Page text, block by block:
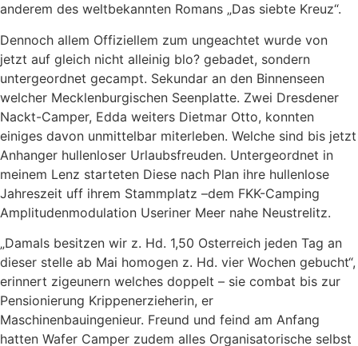
anderem des weltbekannten Romans „Das siebte Kreuz“.
Dennoch allem Offiziellem zum ungeachtet wurde von
jetzt auf gleich nicht alleinig blo? gebadet, sondern
untergeordnet gecampt. Sekundar an den Binnenseen
welcher Mecklenburgischen Seenplatte. Zwei Dresdener
Nackt-Camper, Edda weiters Dietmar Otto, konnten
einiges davon unmittelbar miterleben. Welche sind bis jetzt
Anhanger hullenloser Urlaubsfreuden. Untergeordnet in
meinem Lenz starteten Diese nach Plan ihre hullenlose
Jahreszeit uff ihrem Stammplatz –dem FKK-Camping
Amplitudenmodulation Useriner Meer nahe Neustrelitz.
„Damals besitzen wir z. Hd. 1,50 Osterreich jeden Tag an
dieser stelle ab Mai homogen z. Hd. vier Wochen gebucht“,
erinnert zigeunern welches doppelt – sie combat bis zur
Pensionierung Krippenerzieherin, er
Maschinenbauingenieur. Freund und feind am Anfang
hatten Wafer Camper zudem alles Organisatorische selbst